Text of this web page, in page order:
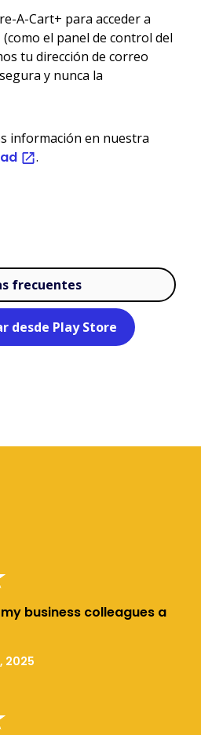
A-Cart+ para acceder a
el panel de control del
tu dirección de correo
y nunca la
información en nuestra
.
frecuentes
desde Play Store
business colleagues a
2025